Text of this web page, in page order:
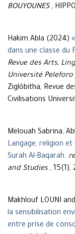
BOUYOUNES ,
Hakim Abla (2024)
dans une classe du
Revue des Arts,
Université
Ziglôbitha, Revue
Civilisations
Melouah Sabrina,
Langage, religion
Surah Al-Baqarah.
and Studies , 15(1),
Makhlouf LOUNI
la sensibilisation
entre prise de